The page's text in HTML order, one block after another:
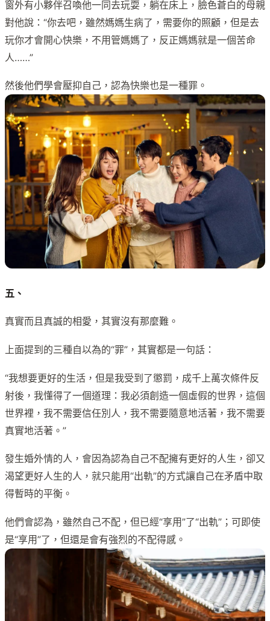
窗外有小夥伴召喚他一同去玩耍，躺在床上，臉色蒼白的母親
對他說：“你去吧，雖然媽媽生病了，需要你的照顧，但是去
玩你才會開心快樂，不用管媽媽了，反正媽媽就是一個苦命
人……”
然後他們學會壓抑自己，認為快樂也是一種罪。
五、
真實而且真誠的相愛，其實沒有那麼難。
上面提到的三種自以為的“罪”，其實都是一句話：
“我想要更好的生活，但是我受到了懲罰，成千上萬次條件反
射後，我懂得了一個道理：我必須創造一個虛假的世界，這個
世界裡，我不需要信任別人，我不需要隨意地活著，我不需要
真實地活著。”
發生婚外情的人，會因為認為自己不配擁有更好的人生，卻又
渴望更好人生的人，就只能用“出軌”的方式讓自己在矛盾中取
得暫時的平衡。
他們會認為，雖然自己不配，但已經“享用”了“出軌”；可即使
是“享用”了，但還是會有強烈的不配得感。